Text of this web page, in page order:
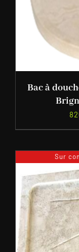
Bac à
Sur